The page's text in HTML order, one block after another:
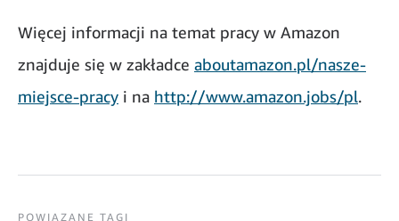
Więcej informacji na temat pracy w Amazon
znajduje się w zakładce aboutamazon.pl/nasze-
miejsce-pracy i na http://www.amazon.jobs/pl.
POWIĄZANE TAGI